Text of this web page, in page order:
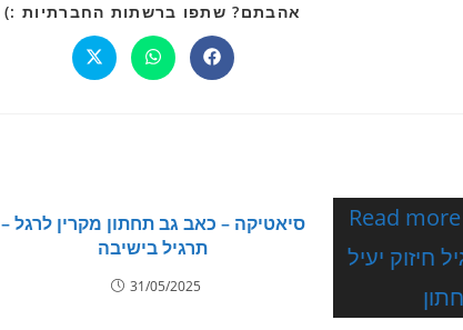
אהבתם? שתפו ברשתות החברתיות :)
סיאטיקה – כאב גב תחתון מקרין לרגל –
תרגיל בישיבה
31/05/2025